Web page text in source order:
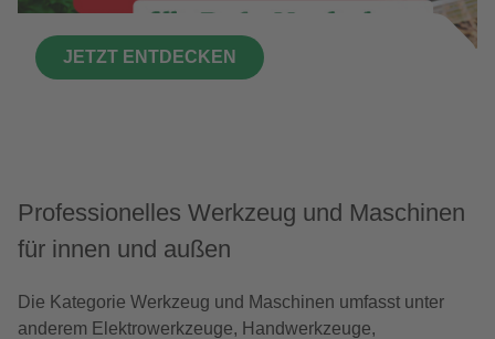
JETZT ENTDECKEN
Professionelles Werkzeug und Maschinen
für innen und außen
Die Kategorie Werkzeug und Maschinen umfasst unter
anderem Elektrowerkzeuge, Handwerkzeuge,